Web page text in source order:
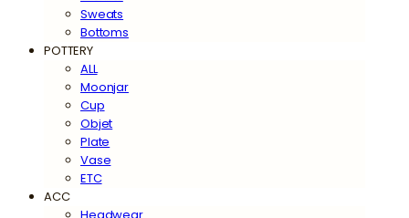
Sweats
Bottoms
POTTERY
ALL
Moonjar
Cup
Objet
Plate
Vase
ETC
ACC